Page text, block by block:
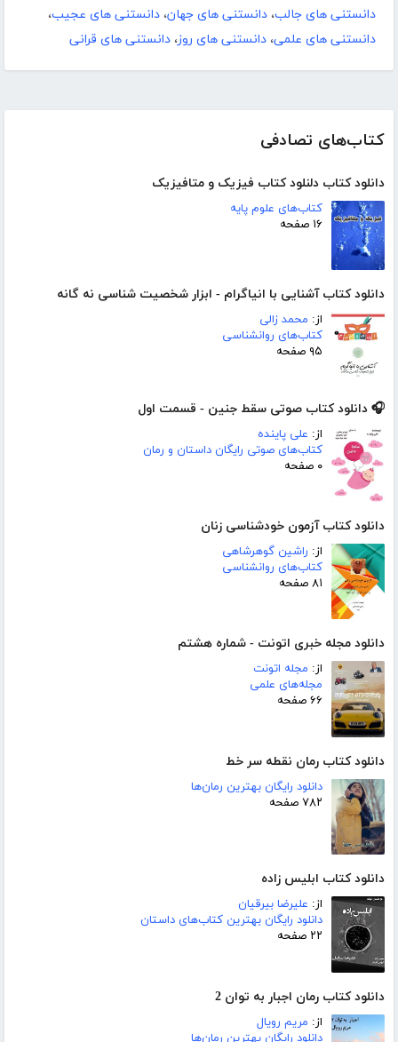
کتاب‌های تصادفی
دانلود کتاب دلنلود کتاب فیزیک و متافیزیک
کتاب‌های علوم پایه
۱۶ صفحه
دانلود کتاب آشنایی با انیاگرام - ابزار شخصیت شناسی نه گانه
از: محمد زالی
کتاب‌های روانشناسی
۹۵ صفحه
🎧 دانلود کتاب صوتی سقط جنین - قسمت اول
از: علی پاینده
کتاب‌های صوتی رایگان داستان و رمان
۰ صفحه
دانلود کتاب آزمون خودشناسی زنان
از: راشین گوهرشاهی
کتاب‌های روانشناسی
۸۱ صفحه
دانلود مجله خبری اتونت - شماره هشتم
از: مجله اتونت
مجله‌های علمی
۶۶ صفحه
دانلود کتاب رمان نقطه سر خط
دانلود رایگان بهترین رمان‌ها
۷۸۲ صفحه
دانلود کتاب ابلیس زاده
از: علیرضا بیرقیان
دانلود رایگان بهترین کتاب‌های داستان
۲۲ صفحه
دانلود کتاب رمان اجبار به توان 2
از: مریم رویال
دانلود رایگان بهترین رمان‌ها
دانستنی های جالب، دانستنی های جهان، دانستنی های عجیب،
دانستنی های علمی، دانستنی های روز، دانستنی های قرانی